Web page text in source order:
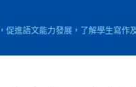
進語文能力發展，了解學生寫